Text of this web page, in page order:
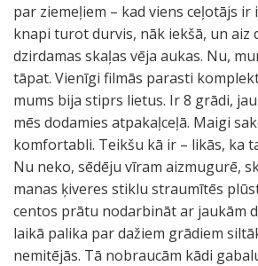
par ziemeļiem – kad viens ceļotājs ir
knapi turot durvis, nāk iekšā, un aiz
dzirdamas skaļas vēja aukas. Nu,
tāpat. Vienīgi filmās parasti
mums bija stiprs lietus. Ir 8 grādi,
mēs dodamies atpakaļceļā. Maigi
komfortabli. Teikšu kā ir – likās, ka
Nu neko, sēdēju vīram aizmugurē,
manas ķiveres stiklu straumītēs
centos prātu nodarbināt ar jaukām
laikā palika par dažiem grādiem
nemitējās. Tā nobraucām kādi